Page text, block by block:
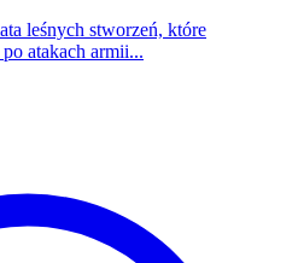
leśnych stworzeń, które
atakach armii...